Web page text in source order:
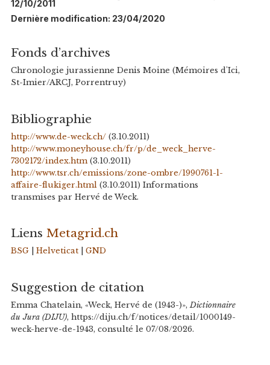
12/10/2011
Dernière modification: 23/04/2020
Fonds d’archives
Chronologie jurassienne Denis Moine (Mémoires d'Ici,
St-Imier/ARCJ, Porrentruy)
Bibliographie
http://www.de-weck.ch/(3.10.2011)
http://www.moneyhouse.ch/fr/p/de_weck_herve-
7302172/index.htm(3.10.2011)
http://www.tsr.ch/emissions/zone-ombre/1990761-l-
affaire-flukiger.html (3.10.2011) Informations
transmises par Hervé de Weck.
Liens Metagrid.ch
BSG| Helveticat| GND
Suggestion de citation
Emma Chatelain, «Weck, Hervé de (1943-)», Dictionnaire
du Jura (DIJU), https://diju.ch/f/notices/detail/1000149-
weck-herve-de-1943, consulté le 07/08/2026.